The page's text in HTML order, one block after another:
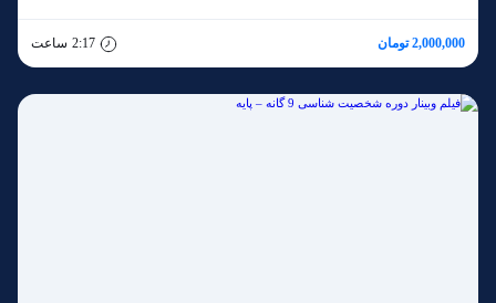
2,000,000 تومان 2:17 ساعت